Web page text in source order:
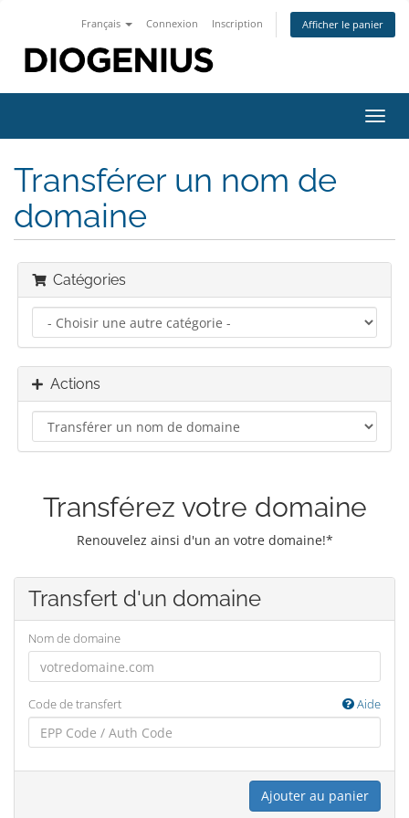
Français Connexion Inscription Afficher le panier
la
Transférer un nom de
domaine
Catégories
Actions
Transférez votre domaine
Renouvelez ainsi d'un an votre domaine!*
Transfert d'un domaine
Nom de domaine
Code de transfert Aide
Ajouter au panier